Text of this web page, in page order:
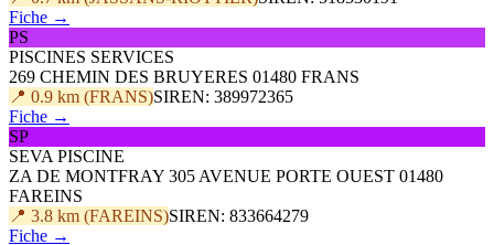
Fiche →
PS
PISCINES SERVICES
269 CHEMIN DES BRUYERES 01480 FRANS
📍 0.9 km (FRANS)SIREN: 389972365
Fiche →
SP
SEVA PISCINE
ZA DE MONTFRAY 305 AVENUE PORTE OUEST 01480
FAREINS
📍 3.8 km (FAREINS)SIREN: 833664279
Fiche →